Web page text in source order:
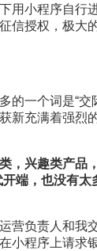
用小程序自行
信授权，极大
的一个词是“交
新充满着强烈
，兴趣类产品
端，也没有太
营负责人和我
小程序上请求